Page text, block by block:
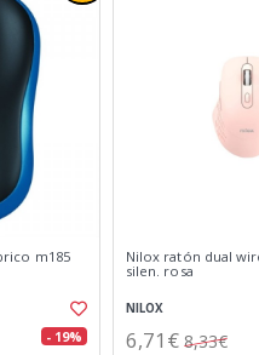
m185
- 19%
Nilox ratón dual
silen. rosa
NILOX
6,71€ 8,33€